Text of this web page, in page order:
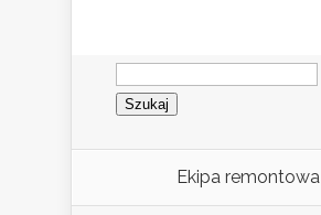
Szukaj:
Ekipa remontowa